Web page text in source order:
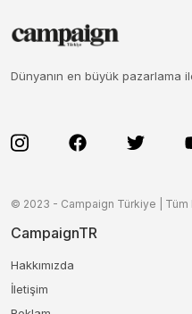
Dünyanın en büyük pazarlama
© 2023 - Campaign Türkiye | Tüm
CampaignTR
Hakkımızda
İletişim